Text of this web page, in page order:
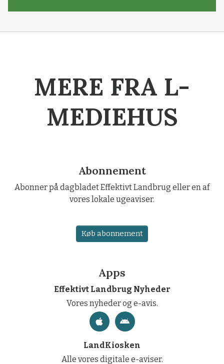
MERE FRA L-
MEDIEHUS
Abonnement
Abonner på dagbladet Effektivt Landbrug eller en af
vores lokale ugeaviser.
Køb abonnement
Apps
Effektivt Landbrug Nyheder
Vores nyheder og e-avis.
LandKiosken
Alle vores digitale e-aviser.